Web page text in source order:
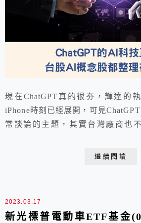
現在ChatGPT真的很夯，輝達的
iPhone時刻已經展開，可見
常談論的主題，其實台灣廠商也
面提供的ChatGPT的台股AI概念股
繼續閱讀
2023.03.17
新光標普電動車ETF基金